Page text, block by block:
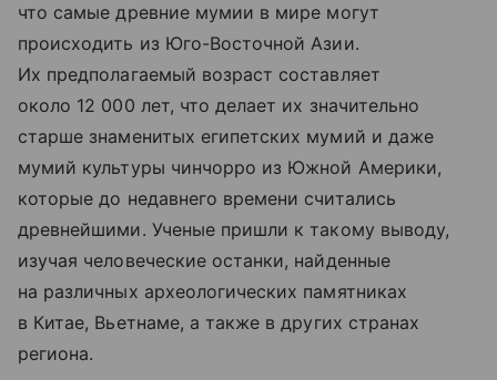
что самые древние мумии в мире могут
происходить из Юго-Восточной Азии.
Их предполагаемый возраст составляет
около 12 000 лет, что делает их значительно
старше знаменитых египетских мумий и даже
мумий культуры чинчорро из Южной Америки,
которые до недавнего времени считались
древнейшими. Ученые пришли к такому выводу,
изучая человеческие останки, найденные
на различных археологических памятниках
в Китае, Вьетнаме, а также в других странах
региона.